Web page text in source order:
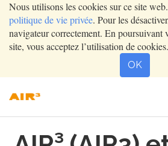
Nous utilisons les cookies sur ce site
politique de vie privée. Pour les
navigateur correctement. En poursuivant
site, vous acceptez l’utilisation de cookies.
OK